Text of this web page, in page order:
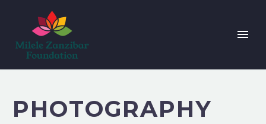
PHOTOGRAPHY